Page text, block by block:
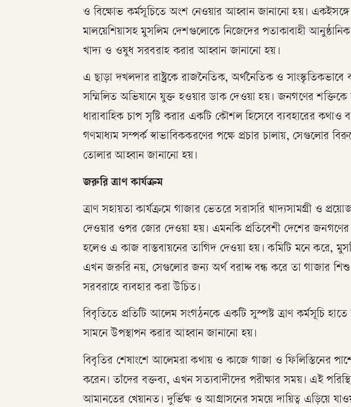
ও বিক্ষোভ কর্মসূচিতে অংশ নেওয়ার আহ্বান জানানো হয়। একইসঙ্গে
মালয়েশিয়াসহ মুসলিম দেশগুলোকে নিজেদের পতাকাবাহী আনুষ্ঠানিক
খাদ্য ও ওষুধ সরবরাহ করার আহ্বান জানানো হয়।
এ ছাড়া দখলদার রাষ্ট্রকে রাজনৈতিক, অর্থনৈতিক ও
সম্মিলিত অভিযানে যুক্ত হওয়ার ডাক দেওয়া হয়। জনগণের
ধারাবাহিক চাপ সৃষ্টি করার একটি কৌশল হিসেবে ব্যবহারের কথাও
গণমাধ্যম সম্পর্ক স্বাভাবিককরণের পক্ষে প্রচার চালায়, সেগুলোর
তোলার আহ্বান জানানো হয়।
জরুরি ত্রাণ কার্যক্রম
ত্রাণ সহায়তা কার্যক্রমে গাজার ভেতরে সরাসরি খাদ্যসামগ্রী ও
দেওয়ার ওপর জোর দেওয়া হয়। এমনকি প্রতিবেশী দেশের জনগণের
হলেও এ কাজ বাস্তবায়নের তাগিদ দেওয়া হয়। কমিটি মনে করে,
এখন জরুরি নয়, সেগুলোর জন্য অর্থ বরাদ্দ বন্ধ করে তা গাজার শিশু
সরবরাহে ব্যবহার করা উচিত।
বিবৃতিতে প্রতিটি আলেম সংগঠনকে একটি সুস্পষ্ট ত্রাণ কর্মসূচি
সামনে উপস্থাপন করার আহ্বান জানানো হয়।
বিবৃতির শেষাংশে আলেমরা কথায় ও কাজে গাজা ও ফিলিস্তিনের
করেন। তাঁদের বক্তব্য, এখন সত্যবাদীদের পরীক্ষার সময়। এই
আমানতের খেয়ানত। দুর্ভিক্ষ ও আগ্রাসনের সময়ে দায়িত্ব এড়িয়ে